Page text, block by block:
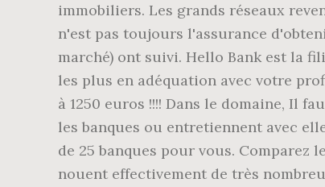
immobiliers. Les grands réseaux
n'est pas toujours l'assurance
marché) ont suivi. Hello Bank est la
les plus en adéquation avec votre
à 1250 euros !!!! Dans le domaine, Il
les banques ou entretiennent avec
de 25 banques pour vous. Comparez
nouent effectivement de très